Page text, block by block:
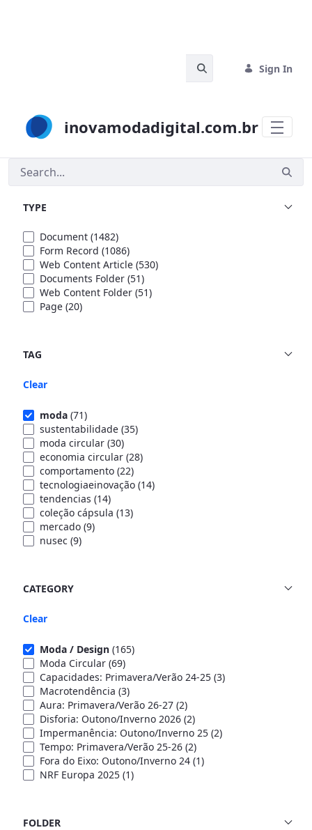
Sign In
inovamodadigital.com.br
Search
TYPE
Document (1482)
Form Record (1086)
Web Content Article (530)
Documents Folder (51)
Web Content Folder (51)
Page (20)
TAG
Clear
moda (71)
sustentabilidade (35)
moda circular (30)
economia circular (28)
comportamento (22)
tecnologiaeinovação (14)
tendencias (14)
coleção cápsula (13)
mercado (9)
nusec (9)
CATEGORY
Clear
Moda / Design (165)
Moda Circular (69)
Capacidades: Primavera/Verão 24-25 (3)
Macrotendência (3)
Aura: Primavera/Verão 26-27 (2)
Disforia: Outono/Inverno 2026 (2)
Impermanência: Outono/Inverno 25 (2)
Tempo: Primavera/Verão 25-26 (2)
Fora do Eixo: Outono/Inverno 24 (1)
NRF Europa 2025 (1)
FOLDER